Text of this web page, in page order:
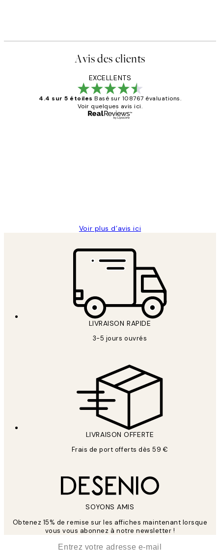
Avis des clients
EXCELLENTS
4.4 sur 5 étoiles Basé sur 108767 évaluations.
Voir quelques avis ici.
Voir plus d’avis ici
LIVRAISON RAPIDE
3-5 jours ouvrés
LIVRAISON OFFERTE
Frais de port offerts dès 59 €
SOYONS AMIS
Obtenez 15% de remise sur les affiches maintenant lorsque
vous vous abonnez à notre newsletter !